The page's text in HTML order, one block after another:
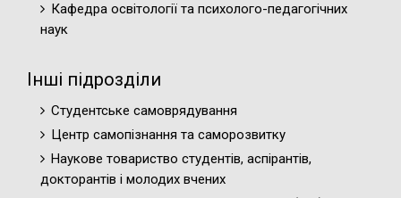
Кафедра освітології та психолого-педагогічних
наук
Інші підрозділи
Студентське самоврядування
Центр самопізнання та саморозвитку
Наукове товариство студентів, аспірантів,
докторантів і молодих вчених